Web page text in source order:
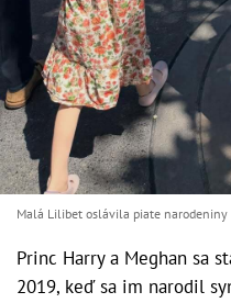
Malá Lilibet oslávila piate
Princ Harry a Meghan sa
2019, keď sa im narodil